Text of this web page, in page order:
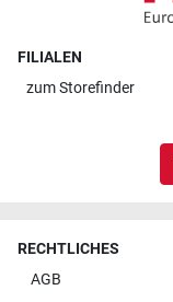
FILIALEN
zumStorefinder
RECHTLICHES
AGB